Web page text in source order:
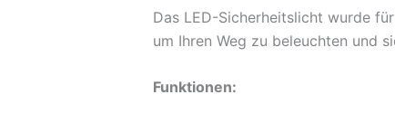
Das LED-Sicherheitslicht wurde
um Ihren Weg zu beleuchten und
Funktionen: